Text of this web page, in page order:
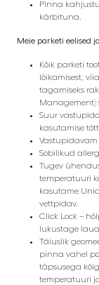
Pinna
kärbituna.
Meie parketi eelised
Kõik parketi
lõikamisest,
tagamiseks
Management)
Suur
kasutamise
Vastupidavam
Sobilikud
Tugev
temperatuuri
kasutame
vettpidav.
Click Lock –
lukustage
Täiuslik
pinna vahel
täpsusega
temperatuuri